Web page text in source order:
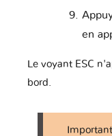
en
Le voyant ESC
bord.